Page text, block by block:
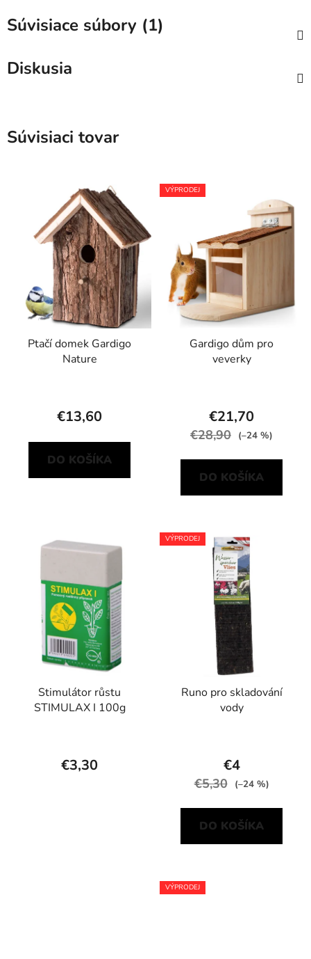
Súvisiace súbory (1)
Diskusia
Súvisiaci tovar
Ptačí domek Gardigo
Nature
€13,60
DO KOŠÍKA
VÝPRODEJ
Gardigo dům pro
veverky
€21,70
€28,90 (–24 %)
DO KOŠÍKA
Stimulátor růstu
STIMULAX I 100g
€3,30
VÝPRODEJ
Runo pro skladování
vody
€4
€5,30 (–24 %)
DO KOŠÍKA
VÝPRODEJ